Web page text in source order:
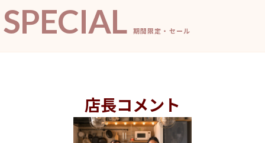
SPECIAL 期間限定・セール
店長コメント